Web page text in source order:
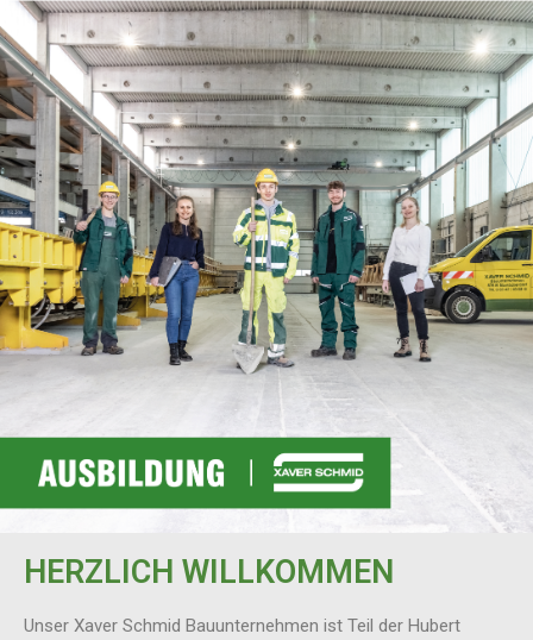
HERZLICH WILLKOMMEN
Unser Xaver Schmid Bauunternehmen ist Teil der Hubert